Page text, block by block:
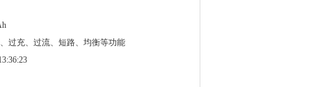
过充、过流、短路、均衡等功能